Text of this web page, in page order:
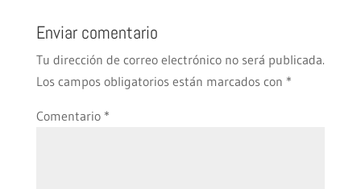
Enviar comentario
Tu dirección de correo electrónico no será publicada.
Los campos obligatorios están marcados con *
Comentario *